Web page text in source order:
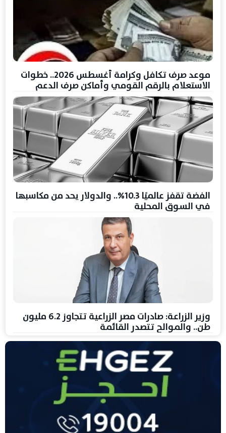
موعد صرف تكافل وكرامة أغسطس 2026.. خطوات
الاستعلام بالرقم القومي وأماكن صرف الدعم
الفضة تقفز عالميًا 10.3%.. والدولار يحد من مكاسبها
في السوق المحلية
وزير الزراعة: صادرات مصر الزراعية تتجاوز 6.2 مليون
طن.. والموالح تتصدر القائمة